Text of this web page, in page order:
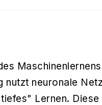
nutzt neuronale
Lernen. Diese